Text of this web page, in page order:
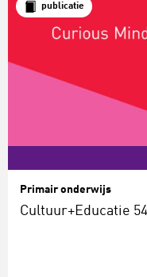
publicatie
Primair onderwijs
Cultuur+Educatie